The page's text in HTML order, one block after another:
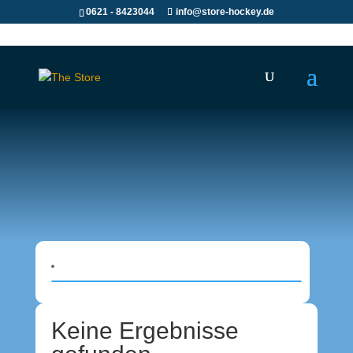
0621 - 8423044 info@store-hockey.de
Keine Ergebnisse